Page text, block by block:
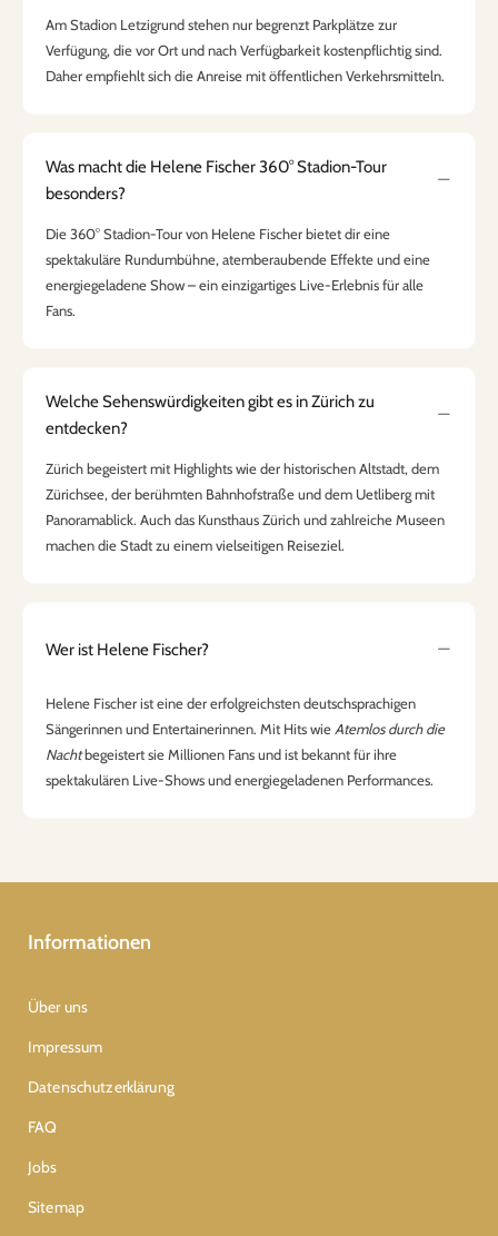
Am Stadion Letzigrund stehen nur begrenzt Parkplätze zur
Verfügung, die vor Ort und nach Verfügbarkeit kostenpflichtig sind.
Daher empfiehlt sich die Anreise mit öffentlichen Verkehrsmitteln.
Was macht die Helene Fischer 360° Stadion-Tour
besonders?
Die 360° Stadion-Tour von Helene Fischer bietet dir eine
spektakuläre Rundumbühne, atemberaubende Effekte und eine
energiegeladene Show – ein einzigartiges Live-Erlebnis für alle
Fans.
Welche Sehenswürdigkeiten gibt es in Zürich zu
entdecken?
Zürich begeistert mit Highlights wie der historischen Altstadt, dem
Zürichsee, der berühmten Bahnhofstraße und dem Uetliberg mit
Panoramablick. Auch das Kunsthaus Zürich und zahlreiche Museen
machen die Stadt zu einem vielseitigen Reiseziel.
Wer ist Helene Fischer?
Helene Fischer ist eine der erfolgreichsten deutschsprachigen
Sängerinnen und Entertainerinnen. Mit Hits wie Atemlos durch die
Nachtbegeistert sie Millionen Fans und ist bekannt für ihre
spektakulären Live-Shows und energiegeladenen Performances.
Informationen
Über uns
Impressum
Datenschutzerklärung
FAQ
Jobs
Sitemap